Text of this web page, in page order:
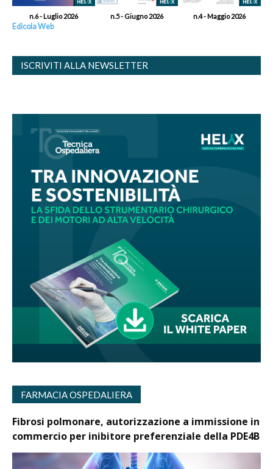
n.6 - Luglio 2026 n.5 - Giugno 2026 n.4 - Maggio 2026
Edicola Web
ISCRIVITI ALLA NEWSLETTER
FARMACIA OSPEDALIERA
Fibrosi polmonare, autorizzazione a immissione in
commercio per inibitore preferenziale della PDE4B